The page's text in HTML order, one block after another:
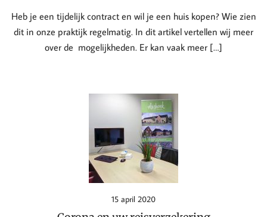
Heb je een tijdelijk contract en wil je een huis kopen? Wie zien
dit in onze praktijk regelmatig. In dit artikel vertellen wij meer
over de mogelijkheden. Er kan vaak meer […]
15 april 2020